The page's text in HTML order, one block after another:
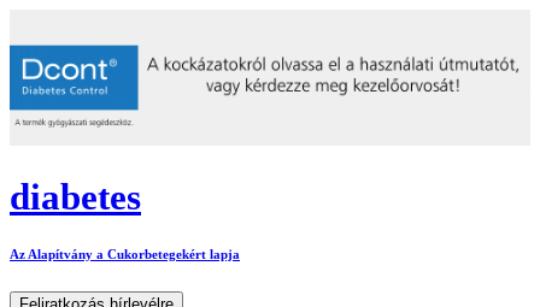
diabetes
Az Alapítvány a Cukorbetegekért lapja